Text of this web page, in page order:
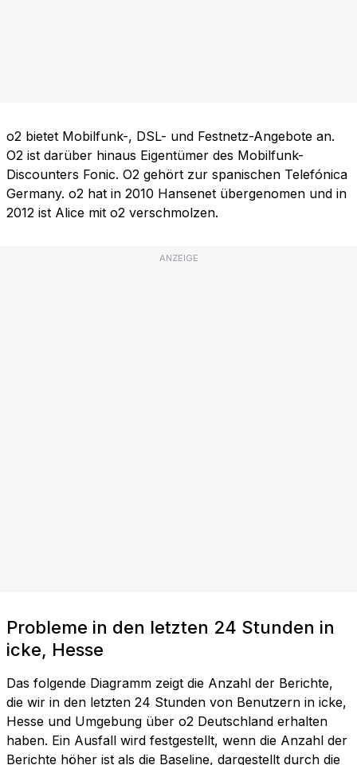
o2 bietet Mobilfunk-, DSL- und Festnetz-Angebote an.
O2 ist darüber hinaus Eigentümer des Mobilfunk-
Discounters Fonic. O2 gehört zur spanischen Telefónica
Germany. o2 hat in 2010 Hansenet übergenomen und in
2012 ist Alice mit o2 verschmolzen.
ANZEIGE
Probleme in den letzten 24 Stunden in
icke, Hesse
Das folgende Diagramm zeigt die Anzahl der Berichte,
die wir in den letzten 24 Stunden von Benutzern in icke,
Hesse und Umgebung über o2 Deutschland erhalten
haben. Ein Ausfall wird festgestellt, wenn die Anzahl der
Berichte höher ist als die Baseline, dargestellt durch die